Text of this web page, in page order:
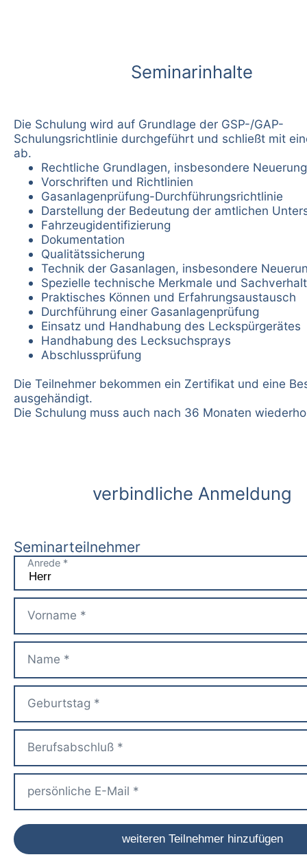
Seminarinhalte
Die Schulung wird auf Grundlage der GSP-/GAP-
Schulungsrichtlinie durchgeführt und schließt mit
ab.
Rechtliche Grundlagen, insbesondere
Vorschriften und Richtlinien
Gasanlagenprüfung-Durchführungsrichtlinie
Darstellung der Bedeutung der amtlichen
Fahrzeugidentifizierung
Dokumentation
Qualitätssicherung
Technik der Gasanlagen, insbesondere
Spezielle technische Merkmale und
Praktisches Können und Erfahrungsaustausch
Durchführung einer Gasanlagenprüfung
Einsatz und Handhabung des Leckspürgerätes
Handhabung des Lecksuchsprays
Abschlussprüfung
Die Teilnehmer bekommen ein Zertifikat und eine
ausgehändigt.
Die Schulung muss auch nach 36 Monaten
verbindliche Anmeldung
Seminarteilnehmer